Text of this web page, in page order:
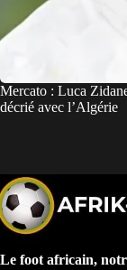
Mercato : Luca
décrié avec l’Algérie
Le foot africain,